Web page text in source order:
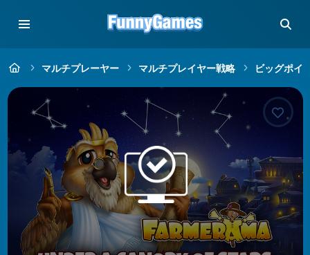
マルチプレーヤー マルチプレイヤー戦略 ビッグポイ